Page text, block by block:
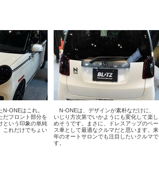
ONEはこれ。
だフロント部分を
という印象の単純
これだけでちょい
N-ONEは、デザインが素朴なだけに、
いじり方次第でいかようにも変化して楽し
めそうです。まさに、ドレスアップのベー
ス車として最適なクルマだと思います。来
年のオートサロンでも注目したいクルマで
す。